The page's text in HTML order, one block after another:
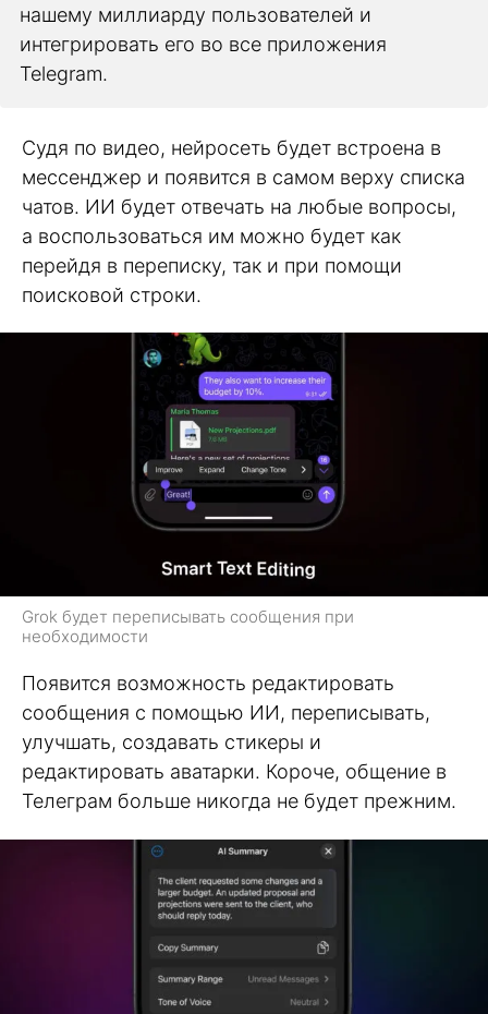
нашему миллиарду пользователей и
интегрировать его во все приложения
Telegram.
Судя по видео, нейросеть будет встроена в
мессенджер и появится в самом верху списка
чатов. ИИ будет отвечать на любые вопросы,
а воспользоваться им можно будет как
перейдя в переписку, так и при помощи
поисковой строки.
Grok будет переписывать сообщения при
необходимости
Появится возможность редактировать
сообщения с помощью ИИ, переписывать,
улучшать, создавать стикеры и
редактировать аватарки. Короче, общение в
Телеграм больше никогда не будет прежним.